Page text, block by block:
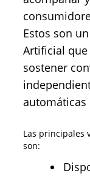
Estos son
Artificial
sostener
automáticas
Las principales
son: